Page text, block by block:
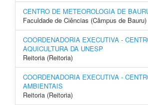
CENTRO DE METEOROLOGIA DE
Faculdade de Ciências (Câmpus de Bauru)
COORDENADORIA EXECUTIVA -
AQUICULTURA DA UNESP
Reitoria (Reitoria)
COORDENADORIA EXECUTIVA -
AMBIENTAIS
Reitoria (Reitoria)